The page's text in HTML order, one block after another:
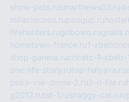
show-pets.rusmartnews03.ru
miraclecoon.rupongup.ru
firehunters.rugribowo.ru
hometown-france.ru1-
shop-garena.rucricetc-1-xbetr-
one-life-story.rutop-halyava.ru
poka-vse-doma-2.ru3-d-file.ru
g2012.rutst-1.rushaggy-cat.ru